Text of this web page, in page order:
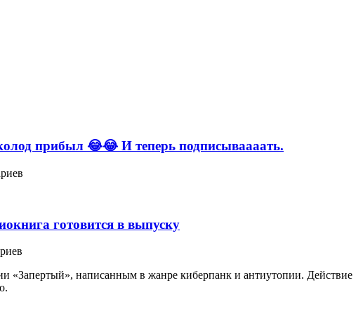
прибыл 😂😂 И теперь подписываааать.
готовится в выпуску
«Запертый», написанным в жанре киберпанк и антиутопии. Действие